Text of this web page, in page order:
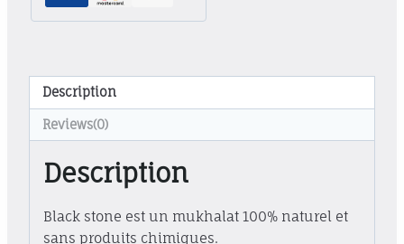
Description
Reviews(0)
Description
Black stone est un mukhalat 100% naturel et
sans produits chimiques.